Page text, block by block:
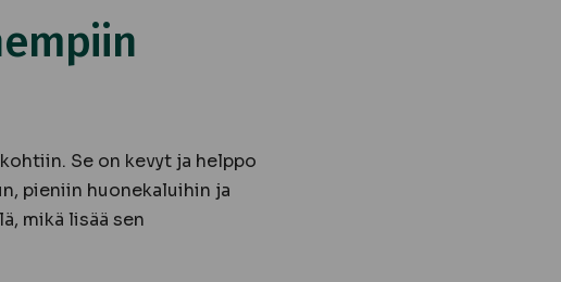
Se on kevyt ja helppo
pieniin huonekaluihin ja
mikä lisää sen